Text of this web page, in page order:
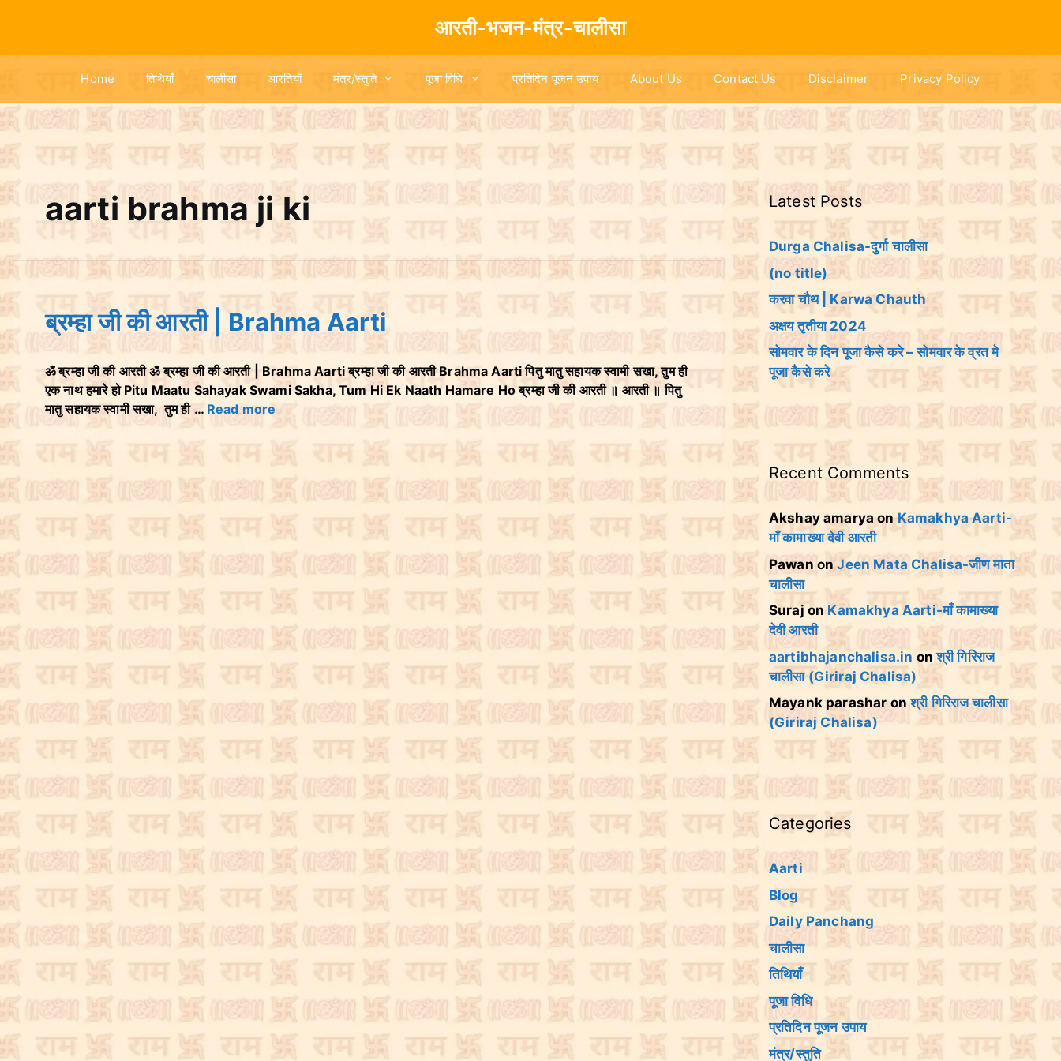
o
आरती-भजन-मंत्र-चालीसा
Home तिथियांँ चालीसा आरतियाँ मंत्र/स्तुति पूजा विधि प्रतिदिन पूजन उपाय About Us Contact Us Disclaimer Privacy Policy
aarti brahma ji ki
ब्रम्हा जी की आरती | Brahma Aarti
ॐ ब्रम्हा जी की आरती ॐ ब्रम्हा जी की आरती | Brahma Aarti ब्रम्हा जी की आरती Brahma Aarti पितु मातु सहायक स्वामी सखा, तुम ही
एक नाथ हमारे हो Pitu Maatu Sahayak Swami Sakha, Tum Hi Ek Naath Hamare Ho ब्रम्हा जी की आरती ॥ आरती ॥ पितु
मातु सहायक स्वामी सखा, तुम ही … Read more
Latest Posts
Durga Chalisa-दुर्गा चालीसा
(no title)
करवा चौथ | Karwa Chauth
अक्षय तृतीया 2024
सोमवार के दिन पूजा कैसे करे – सोमवार के व्रत मे
पूजा कैसे करे
Recent Comments
Akshay amaryaonKamakhya Aarti-
माँ कामाख्या देवी आरती
Pawan onJeen Mata Chalisa-जीण माता
चालीसा
Suraj on Kamakhya Aarti-माँ कामाख्या
देवी आरती
aartibhajanchalisa.in onश्री गिरिराज
चालीसा (Giriraj Chalisa)
Mayank parasharonश्री गिरिराज चालीसा
(Giriraj Chalisa)
Categories
Aarti
Blog
Daily Panchang
चालीसा
तिथियांँ
पूजा विधि
प्रतिदिन पूजन उपाय
मंत्र/स्तुति